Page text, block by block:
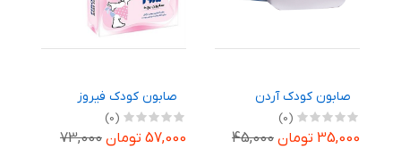
صابون کودک آردن
(0)
35,000 تومان
45,000
صابون کودک فیروز
(0)
57,000 تومان
73,000